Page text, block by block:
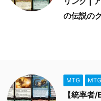
の伝説の
MTG
【統率